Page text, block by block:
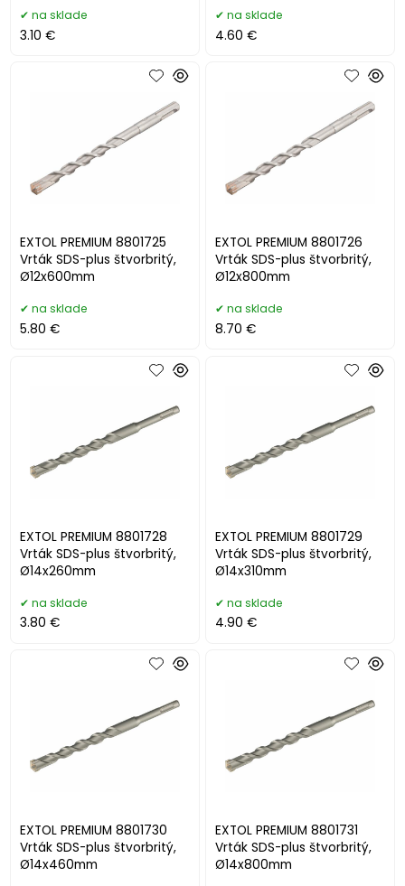
na sklade
3.10 €
na sklade
4.60 €
EXTOL PREMIUM 8801725
Vrták SDS-plus štvorbritý,
Ø12x600mm
na sklade
5.80 €
EXTOL PREMIUM 8801726
Vrták SDS-plus štvorbritý,
Ø12x800mm
na sklade
8.70 €
EXTOL PREMIUM 8801728
Vrták SDS-plus štvorbritý,
Ø14x260mm
na sklade
3.80 €
EXTOL PREMIUM 8801729
Vrták SDS-plus štvorbritý,
Ø14x310mm
na sklade
4.90 €
EXTOL PREMIUM 8801730
Vrták SDS-plus štvorbritý,
Ø14x460mm
EXTOL PREMIUM 8801731
Vrták SDS-plus štvorbritý,
Ø14x800mm